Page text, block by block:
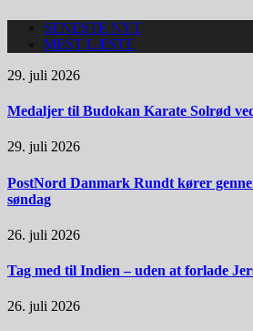
SENESTE NYT
MEST LÆSTE
29. juli 2026
Medaljer til Budokan Karate Solrød
29. juli 2026
PostNord Danmark Rundt kører
søndag
26. juli 2026
Tag med til Indien – uden at forlade
26. juli 2026